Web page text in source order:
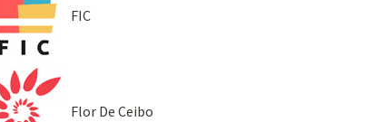
FIC
Flor De Ceibo